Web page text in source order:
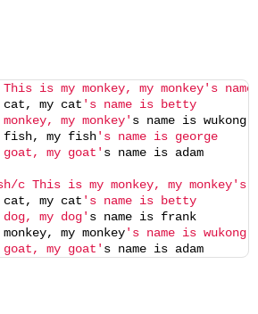
is my monkey, my monkey's
my cat 's name is betty
my monkey' s name is wukong
fish, my fish's name is george
my goat' s name is adam
c This is my monkey, my monkey's
my cat 's name is betty
my dog' s name is frank
my monkey's name is wukong
my goat' s name is adam